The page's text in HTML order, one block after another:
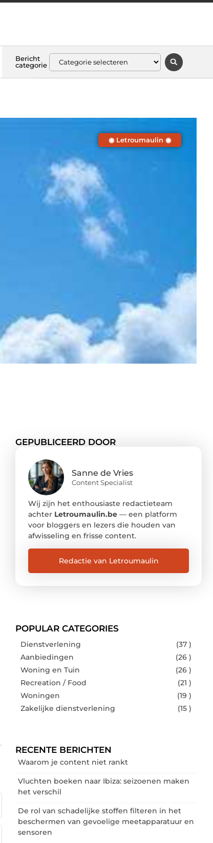
Bericht
categorie
◉ Letroumaulin ◉
GEPUBLICEERD DOOR
Sanne de Vries
Content Specialist
Wij zijn het enthousiaste redactieteam
achter Letroumaulin.be — een platform
voor bloggers en lezers die houden van
afwisseling en frisse content.
Redactie van Letroumaulin
POPULAR CATEGORIES
Dienstverlening
(37 )
Aanbiedingen
(26 )
Woning en Tuin
(26 )
Recreation / Food
(21 )
Woningen
(19 )
Zakelijke dienstverlening
(15 )
RECENTE BERICHTEN
Waarom je content niet rankt
Vluchten boeken naar Ibiza: seizoenen maken
het verschil
De rol van schadelijke stoffen filteren in het
beschermen van gevoelige meetapparatuur en
sensoren